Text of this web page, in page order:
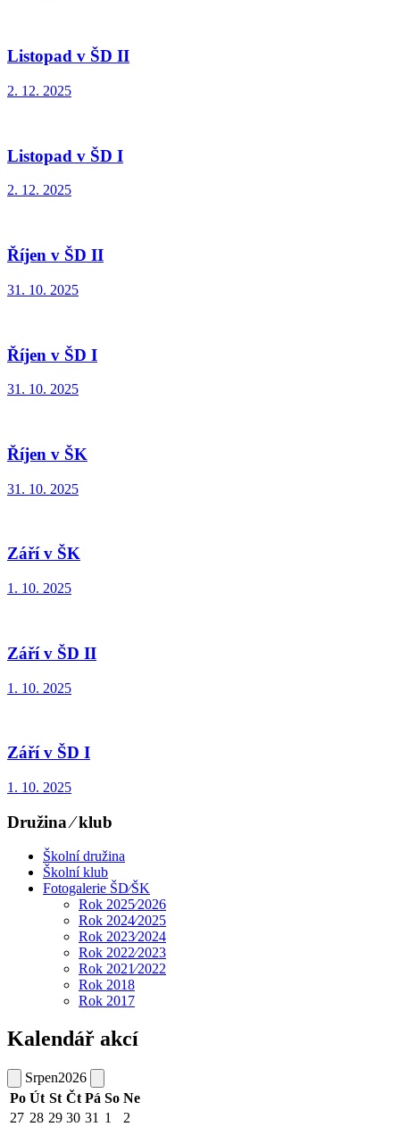
Listopad v ŠD II
2. 12. 2025
Listopad v ŠD I
2. 12. 2025
Říjen v ŠD II
31. 10. 2025
Říjen v ŠD I
31. 10. 2025
Říjen v ŠK
31. 10. 2025
Září v ŠK
1. 10. 2025
Září v ŠD II
1. 10. 2025
Září v ŠD I
1. 10. 2025
Družina ⁄ klub
Školní družina
Školní klub
Fotogalerie ŠD⁄ŠK
Rok 2025⁄2026
Rok 2024⁄2025
Rok 2023⁄2024
Rok 2022⁄2023
Rok 2021⁄2022
Rok 2018
Rok 2017
Kalendář akcí
Srpen2026
Po Út St Čt Pá So Ne
27 28 29 30 31 1
2